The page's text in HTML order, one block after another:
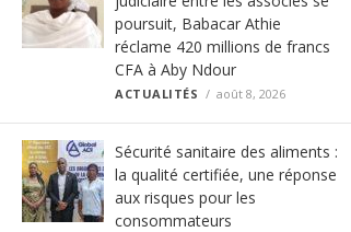
poursuit, Babacar Athie
réclame 420 millions de francs
CFA à Aby Ndour
ACTUALITÉS août 8, 2026
Sécurité sanitaire des aliments :
la qualité certifiée, une réponse
aux risques pour les
consommateurs